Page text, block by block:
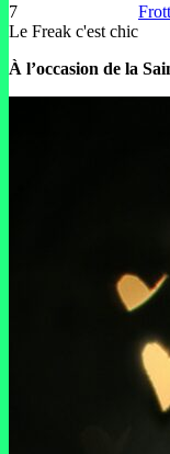
7
Le Freak c'est chic
À l’occasion de la